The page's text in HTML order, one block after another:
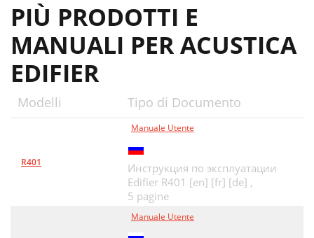
PIÙ PRODOTTI E
MANUALI PER ACUSTICA
EDIFIER
Modelli Tipo di Documento
R401
Manuale Utente
Инструкция по эксплуатации
Edifier R401 [en] [fr] [de] ,
5 pagine
Manuale Utente